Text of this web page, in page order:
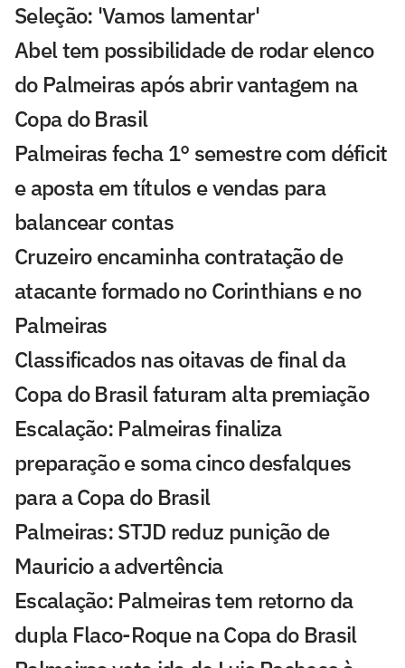
Seleção: 'Vamos lamentar'
Abel tem possibilidade de rodar elenco
do Palmeiras após abrir vantagem na
Copa do Brasil
Palmeiras fecha 1° semestre com déficit
e aposta em títulos e vendas para
balancear contas
Cruzeiro encaminha contratação de
atacante formado no Corinthians e no
Palmeiras
Classificados nas oitavas de final da
Copa do Brasil faturam alta premiação
Escalação: Palmeiras finaliza
preparação e soma cinco desfalques
para a Copa do Brasil
Palmeiras: STJD reduz punição de
Mauricio a advertência
Escalação: Palmeiras tem retorno da
dupla Flaco-Roque na Copa do Brasil